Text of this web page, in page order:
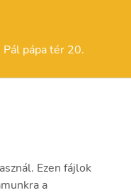
pápa tér 20.
000257
Ezen fájlok
a